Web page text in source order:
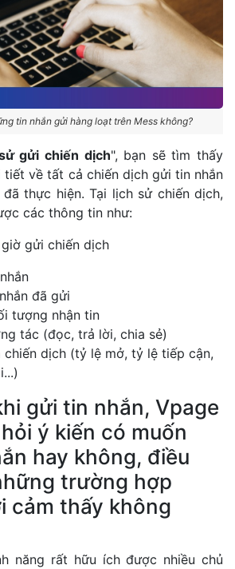
tin nhắn gửi hàng loạt trên Mess không?
gửi chiến dịch", bạn sẽ tìm thấy
tiết về tất cả chiến dịch gửi tin nhắn
thực hiện. Tại lịch sử chiến dịch,
các thông tin như:
gửi chiến dịch
đã gửi
tượng nhận tin
tác (đọc, trả lời, chia sẻ)
chiến dịch (tỷ lệ mở, tỷ lệ tiếp cận,
gửi tin nhắn, Vpage
ý kiến có muốn
hay không, điều
trường hợp
cảm thấy không
năng rất hữu ích được nhiều chủ